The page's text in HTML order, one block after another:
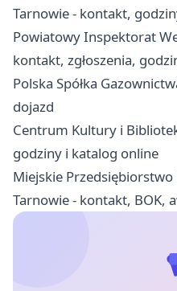
Tarnowie - kontakt,
Powiatowy Inspektorat
kontakt, zgłoszenia,
Polska Spółka
dojazd
Centrum Kultury i
godziny i katalog online
Miejskie
Tarnowie - kontakt, BOK,